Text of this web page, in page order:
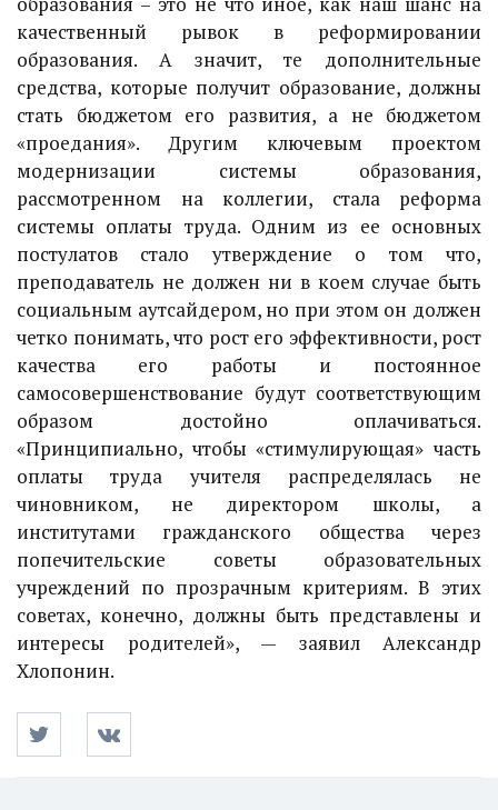
качественный рывок в реформировании
образования. А значит, те дополнительные
средства, которые получит образование, должны
стать бюджетом его развития, а не бюджетом
«проедания». Другим ключевым проектом
модернизации системы образования,
рассмотренном на коллегии, стала реформа
системы оплаты труда. Одним из ее основных
постулатов стало утверждение о том что,
преподаватель не должен ни в коем случае быть
социальным аутсайдером, но при этом он должен
четко понимать, что рост его эффективности, рост
качества его работы и постоянное
самосовершенствование будут соответствующим
образом достойно оплачиваться.
«Принципиально, чтобы «стимулирующая» часть
оплаты труда учителя распределялась не
чиновником, не директором школы, а
институтами гражданского общества через
попечительские советы образовательных
учреждений по прозрачным критериям. В этих
советах, конечно, должны быть представлены и
интересы родителей», — заявил Александр
Хлопонин.